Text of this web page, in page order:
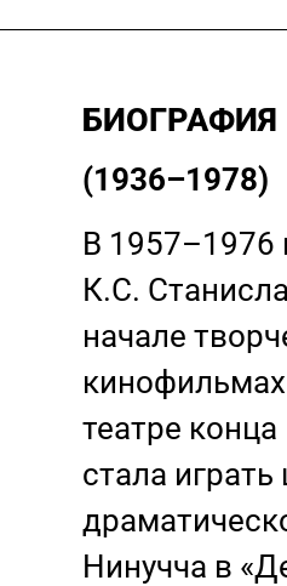
БИОГРАФИЯ
(1936–1978)
В 1957–1976
К.С.
начале
театре
стала
Нинучча в